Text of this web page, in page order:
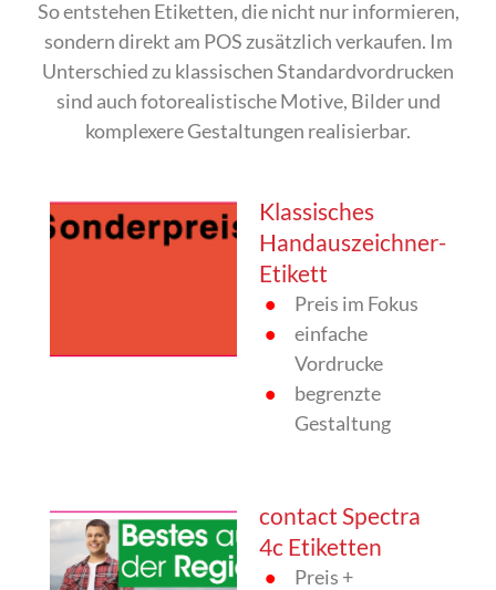
So entstehen Etiketten, die nicht nur informieren,
sondern direkt am POS zusätzlich verkaufen. Im
Unterschied zu klassischen Standardvordrucken
sind auch fotorealistische Motive, Bilder und
komplexere Gestaltungen realisierbar.
Klassisches
Handauszeichner-
Etikett
Preis im Fokus
einfache
Vordrucke
begrenzte
Gestaltung
contact Spectra
4c Etiketten
Preis +